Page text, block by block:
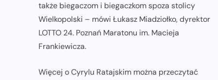
także biegaczom i biegaczkom spoza stolicy
Wielkopolski – mówi Łukasz Miadziołko, dyrektor
LOTTO 24. Poznań Maratonu im. Macieja
Frankiewicza.
Więcej o Cyrylu Ratajskim można przeczytać